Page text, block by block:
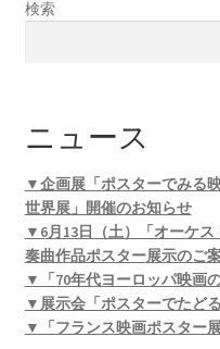
検索
ニュース
▼企画展「ポスターで
世界展」開催のお知らせ
▼6月13日（土）「オーケ
奏曲作品ポスター展示のご
▼「70年代ヨーロッパ映画
▼展示会「ポスターでたど
▼「フランス映画ポスター